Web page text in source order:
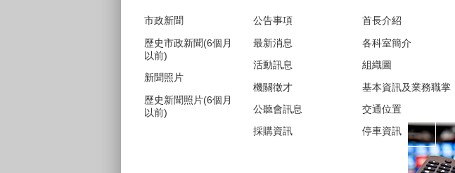
市政新聞
歷史市政新聞(6個月
以前)
新聞照片
歷史新聞照片(6個月
以前)
公告事項
最新消息
活動訊息
機關徵才
公聽會訊息
採購資訊
首長介紹
各科室簡介
組織圖
基本資訊及業務職掌
交通位置
停車資訊